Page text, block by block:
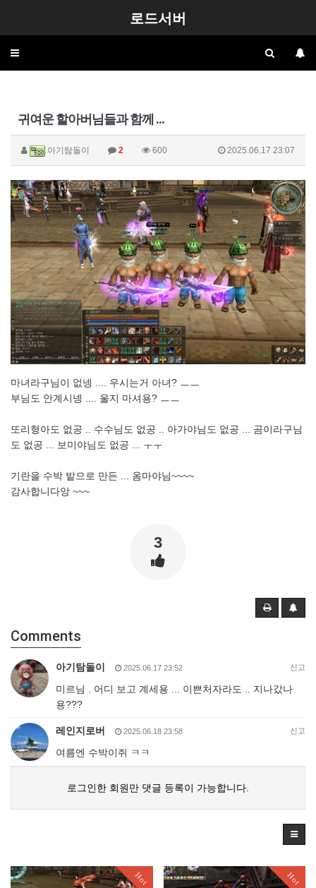
로드서버
Toggle
귀여운 할아버님들과 함께 ...
아기탐돌이 2 600 2025.06.17 23:07
마녀라구님이 없넹 .... 우시는거 아녀? ㅡㅡ
부님도 안계시넹 .... 울지 마셔용? ㅡㅡ
또리형아도 없공 .. 수수님도 없공 .. 아가야님도 없공 ... 곰이라구님
도 없공 ... 보미야님도 없공 ... ㅜㅜ
기란을 수박 밭으로 만든 ... 옴마야님~~~~
감사합니다앙 ~~~
3
Comments
아기탐돌이 2025.06.17 23:52 신고
미르님 . 어디 보고 계세용 ... 이쁜처자라도 .. 지나갔나
용???
레인지로버 2025.06.18 23:58 신고
여름엔 수박이쥐 ㅋㅋ
로그인한 회원만 댓글 등록이 가능합니다.
Hot Hot